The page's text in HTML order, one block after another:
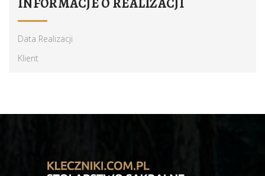
INFORMACJE O REALIZACJI
Data Realizacji
Klient